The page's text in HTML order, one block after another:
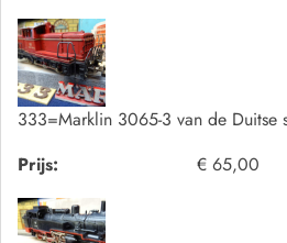
333=Marklin 3065-3 van de Duitse
Prijs:
€ 65,00